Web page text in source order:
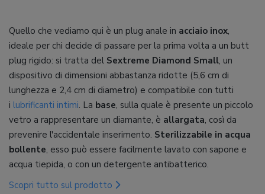
Quello che vediamo qui è un plug anale in acciaio inox,
ideale per chi decide di passare per la prima volta a un butt
plug rigido: si tratta del Sextreme Diamond Small, un
dispositivo di dimensioni abbastanza ridotte (5,6 cm di
lunghezza e 2,4 cm di diametro) e compatibile con tutti
i lubrificanti intimi. La base, sulla quale è presente un piccolo
vetro a rappresentare un diamante, è allargata, così da
prevenire l'accidentale inserimento. Sterilizzabile in acqua
bollente, esso può essere facilmente lavato con sapone e
acqua tiepida, o con un detergente antibatterico.
Scopri tutto sul prodotto